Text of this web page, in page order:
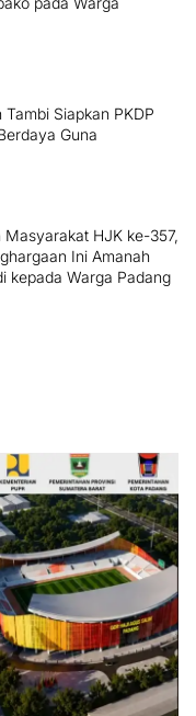
Siapkan PKDP
Guna
Masyarakat HJK ke-357,
Ini Amanah
kepada Warga Padang